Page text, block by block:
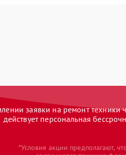
заявки на ремонт техники
действует персональная
*Условия акции предполагают,